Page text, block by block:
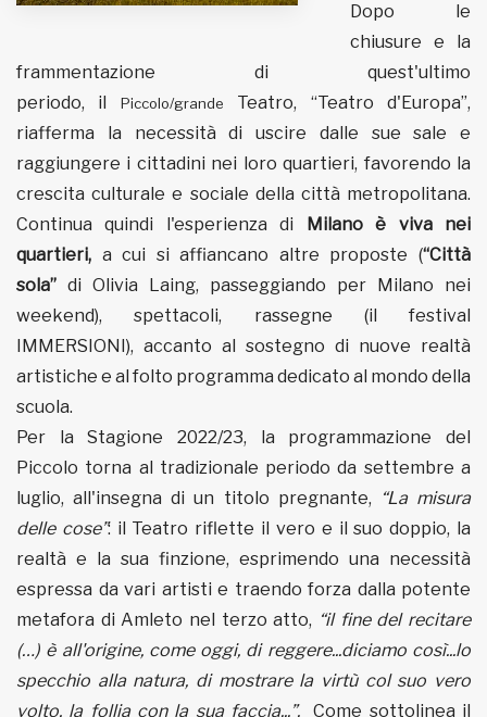
Bernardis
EDB edizioni - Via Brivio angolo C.
Imbonati, 89 20159 Milano (Italia)
Dopo le
chiusure e la
frammentazione di quest'ultimo
periodo, il
Piccolo/grande
Teatro, “Teatro d'Europa”,
riafferma la necessità di uscire dalle sue sale e
raggiungere i cittadini nei loro quartieri, favorendo la
crescita culturale e sociale della città metropolitana.
Continua quindi l'esperienza di Milano è viva nei
quartieri, a cui si affiancano altre proposte (“Città
sola” di Olivia Laing, passeggiando per Milano nei
weekend), spettacoli, rassegne (il festival
IMMERSIONI), accanto al sostegno di nuove realtà
artistiche e al folto programma dedicato al mondo della
scuola.
Per la Stagione 2022/23, la programmazione del
Piccolo torna al tradizionale periodo da settembre a
luglio, all'insegna di un titolo pregnante,
“La misura
delle cose”: il Teatro riflette il vero e il suo doppio, la
realtà e la sua finzione, esprimendo una necessità
espressa da vari artisti e traendo forza dalla potente
metafora di Amleto nel terzo atto, “il fine del recitare
(…) è all'origine, come oggi, di reggere...diciamo così...lo
specchio alla natura, di mostrare la virtù col suo vero
volto, la follia con la sua faccia...”.Come sottolinea il